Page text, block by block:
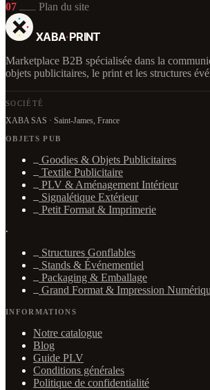
07 Plan du site
XABA·PRINT
Marketplace B2B spécialisée dans la
objets publicitaires, le print et les structures
SOCIÉTÉ
XABA SAS · Saint-James, France
OBJETS PUB
Goodies & Objets Publicitaires
Textile Publicitaire
PLV & Aménagement Intérieur
Signalétique Extérieur
Petit Format & Imprimerie
·
Structures Gonflables
Stands & Événementiel
Packaging & Emballage
Grand Format & Impression
INFORMATIONS
Notre catalogue
Blog
Guide PLV
Conditions générales
Politique de confidentialité